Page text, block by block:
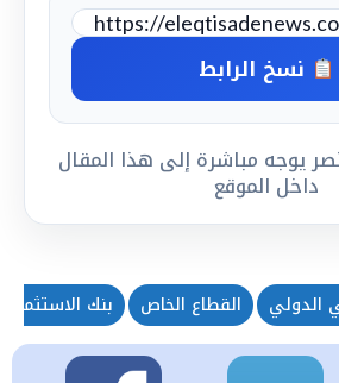
نسخ الرابط
يوجه مباشرة إلى هذا المقال
داخل الموقع
الدولي القطاع الخاص بنك الاستثمار